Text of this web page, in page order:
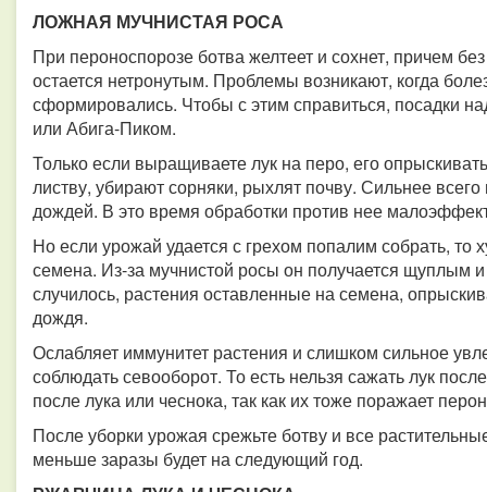
ЛОЖНАЯ МУЧНИСТАЯ РОСА
При пероноспорозе ботва желтеет и сохнет, причем
остается нетронутым. Проблемы возникают, когда
сформировались. Чтобы с этим справиться, посадки
или Абига-Пиком.
Только если выращиваете лук на перо, его
листву, убирают сорняки, рыхлят почву. Сильнее
дождей. В это время обработки против нее
Но если урожай удается с грехом попалим собрать, то
семена. Из-за мучнистой росы он получается щуплым
случилось, растения оставленные на семена,
дождя.
Ослабляет иммунитет растения и слишком сильное
соблюдать севооборот. То есть нельзя сажать лук
после лука или чеснока, так как их тоже поражает
После уборки урожая срежьте ботву и все
меньше заразы будет на следующий год.